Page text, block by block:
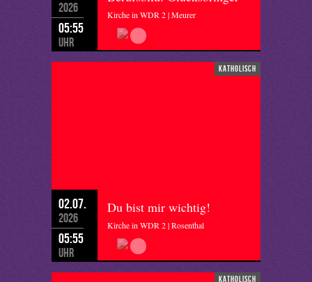
2026
05:55
Uhr
Kirche in WDR 2 | Meurer
katholisch
02.07.
2026
05:55
Uhr
Du bist mir wichtig!
Kirche in WDR 2 | Rosenthal
katholisch